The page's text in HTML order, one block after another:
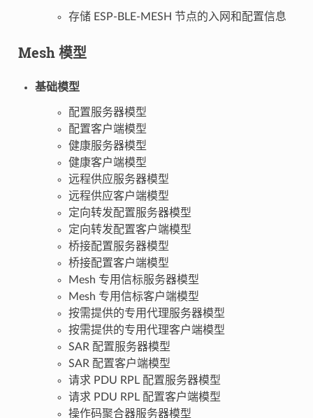
存储 ESP-BLE-MESH 节点的入网和配置信息
Mesh 模型
基础模型
配置服务器模型
配置客户端模型
健康服务器模型
健康客户端模型
远程供应服务器模型
远程供应客户端模型
定向转发配置服务器模型
定向转发配置客户端模型
桥接配置服务器模型
桥接配置客户端模型
Mesh 专用信标服务器模型
Mesh 专用信标客户端模型
按需提供的专用代理服务器模型
按需提供的专用代理客户端模型
SAR 配置服务器模型
SAR 配置客户端模型
请求 PDU RPL 配置服务器模型
请求 PDU RPL 配置客户端模型
操作码聚合器服务器模型